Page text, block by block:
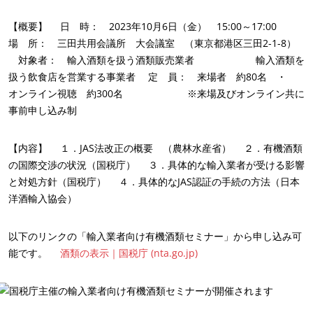
当社のサービスを通じて行動する
環境のために尽力する
当社のエコシステムによる革新
【概要】 日 時： 2023年10月6日（金） 15:00～17:00
場 所： 三田共用会議所 大会議室 （東京都港区三田2-1-8）
対象者： 輸入酒類を扱う酒類販売業者 輸入酒類を
扱う飲食店を営業する事業者 定 員： 来場者 約80名 ・
オンライン視聴 約300名 ※来場及びオンライン共に
事前申し込み制
【内容】 １．JAS法改正の概要 （農林水産省） ２．有機酒類
の国際交渉の状況（国税庁） ３．具体的な輸入業者が受ける影響
と対処方針（国税庁） ４．具体的なJAS認証の手続の方法（日本
洋酒輸入協会）
以下のリンクの「輸入業者向け有機酒類セミナー」から申し込み可
能です。 酒類の表示｜国税庁 (nta.go.jp)